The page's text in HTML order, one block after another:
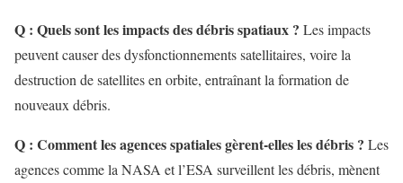
Q : Quels sont les impacts des débris spatiaux ? Les impacts
peuvent causer des dysfonctionnements satellitaires, voire la
destruction de satellites en orbite, entraînant la formation de
nouveaux débris.
Q : Comment les agences spatiales gèrent-elles les débris ? Les
agences comme la NASA et l’ESA surveillent les débris, mènent